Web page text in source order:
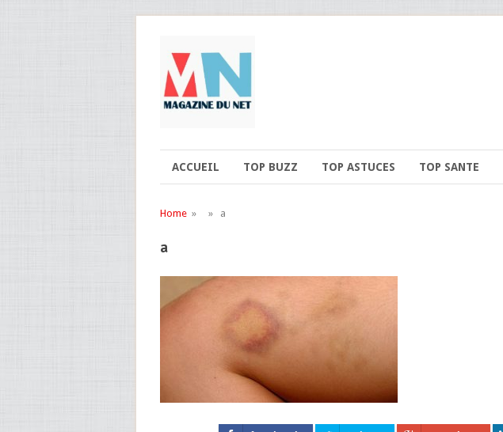
ACCUEIL TOP BUZZ TOP ASTUCES TOP SANTE
Home » » a
a